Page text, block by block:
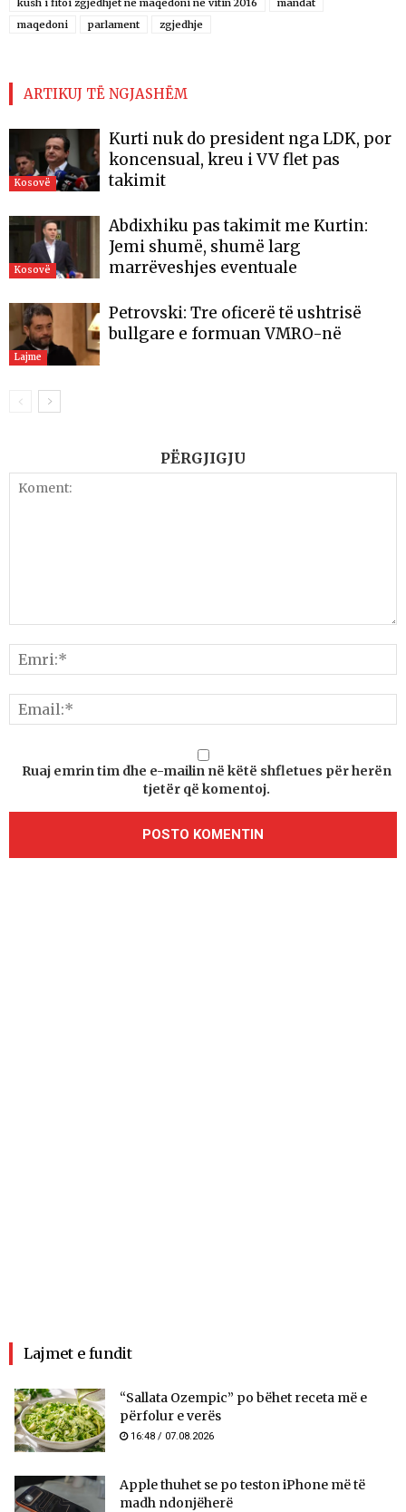
maqedoni
parlament zgjedhje
ARTIKUJ TË NGJASHËM
Kosovë
Kurti nuk do president nga LDK, por
koncensual, kreu i VV flet pas
takimit
Kosovë
Abdixhiku pas takimit me Kurtin:
Jemi shumë, shumë larg
marrëveshjes eventuale
Lajme
Petrovski: Tre oficerë të ushtrisë
bullgare e formuan VMRO-në
PËRGJIGJU
Ruaj emrin tim dhe e-mailin në këtë shfletues për herën
tjetër që komentoj.
Lajmet e fundit
“Sallata Ozempic” po bëhet receta më e
përfolur e verës
16:48 / 07.08.2026
Apple thuhet se po teston iPhone më të
madh ndonjëherë